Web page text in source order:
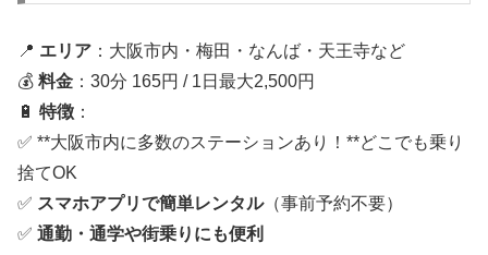
📍 エリア ：大阪市内・梅田・なんば・天王寺など
💰 料金 ：30分 165円 / 1日最大2,500円
🔋 特徴 ：
✅ **大阪市内に多数のステーションあり！**どこでも乗り
捨てOK
✅ スマホアプリで簡単レンタル（事前予約不要）
✅ 通勤・通学や街乗りにも便利